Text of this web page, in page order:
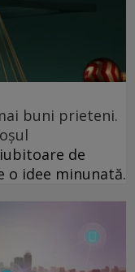
buni prieteni.
de
o idee minunată.